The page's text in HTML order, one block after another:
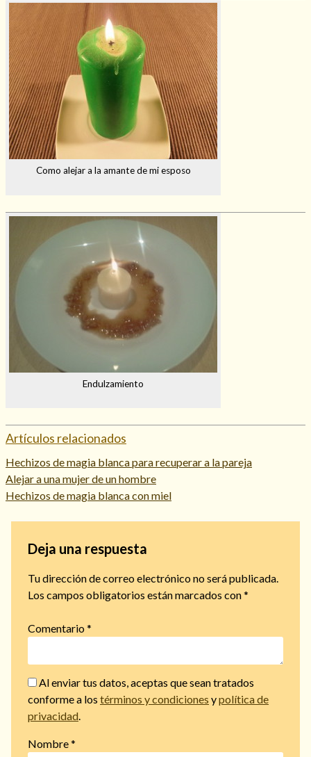
Como alejar a la amante de mi esposo
Endulzamiento
Artículos relacionados
Hechizos de magia blanca para recuperar a la pareja
Alejar a una mujer de un hombre
Hechizos de magia blanca con miel
Deja una respuesta
Tu dirección de correo electrónico no será publicada.
Los campos obligatorios están marcados con*
Comentario*
Al enviar tus datos, aceptas que sean tratados
conforme a los términos y condiciones ypolítica de
privacidad
Nombre*